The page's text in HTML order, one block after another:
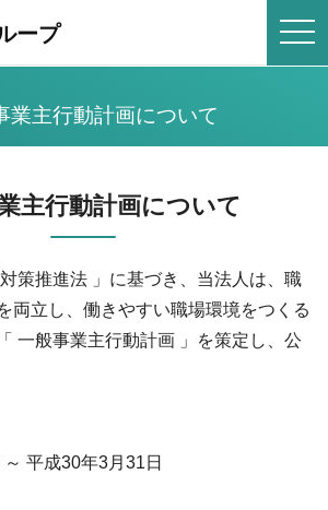
ープ
業主行動計画について
主行動計画について
対策推進法 」に基づき、当法人は、職
両立し、働きやすい職場環境をつくる
一般事業主行動計画 」を策定し、公
平成30年3月31日